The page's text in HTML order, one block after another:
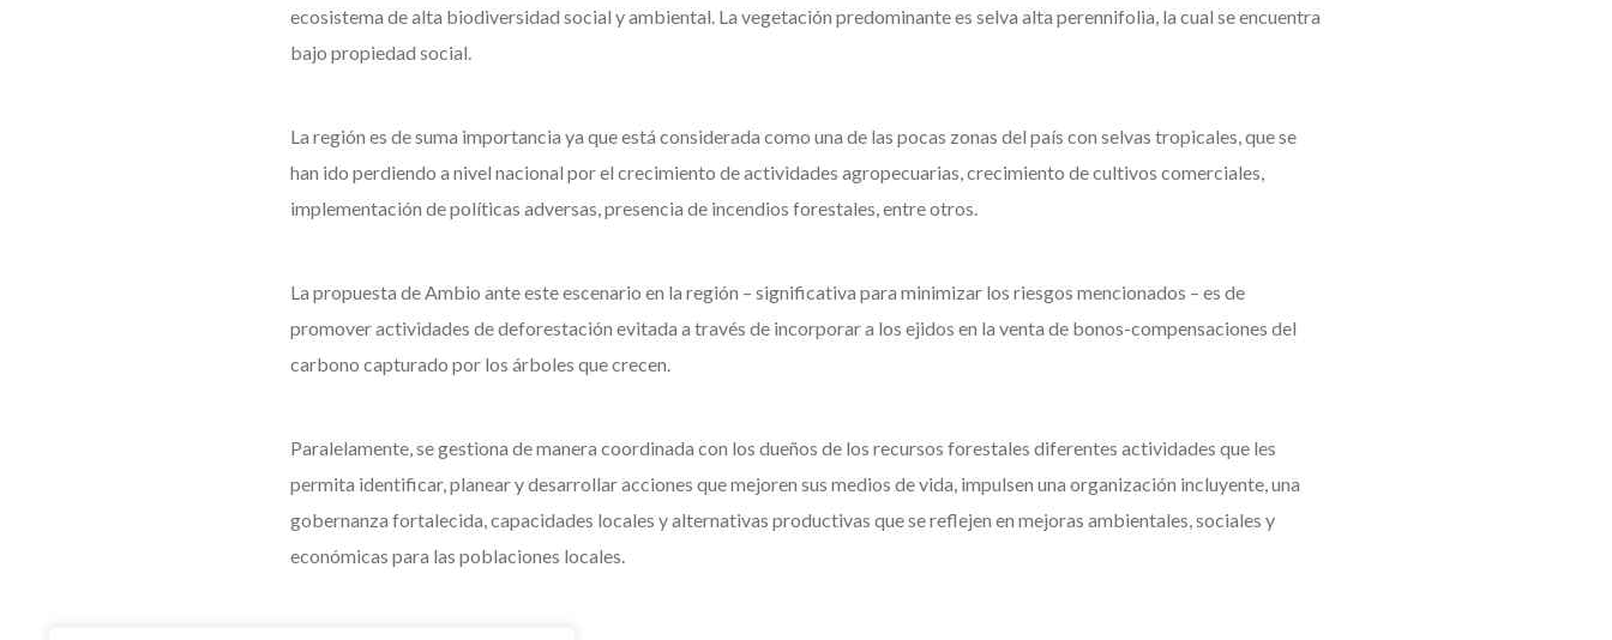
ecosistema de alta biodiversidad social y ambiental. La vegetación predominante es selva alta perennifolia, la cual se encuentra
bajo propiedad social.
La región es de suma importancia ya que está considerada como una de las pocas zonas del país con selvas tropicales, que se
han ido perdiendo a nivel nacional por el crecimiento de actividades agropecuarias, crecimiento de cultivos comerciales,
implementación de políticas adversas, presencia de incendios forestales, entre otros.
La propuesta de Ambio ante este escenario en la región – significativa para minimizar los riesgos mencionados – es de
promover actividades de deforestación evitada a través de incorporar a los ejidos en la venta de bonos-compensaciones del
carbono capturado por los árboles que crecen.
Paralelamente, se gestiona de manera coordinada con los dueños de los recursos forestales diferentes actividades que les
permita identificar, planear y desarrollar acciones que mejoren sus medios de vida, impulsen una organización incluyente, una
gobernanza fortalecida, capacidades locales y alternativas productivas que se reflejen en mejoras ambientales, sociales y
económicas para las poblaciones locales.